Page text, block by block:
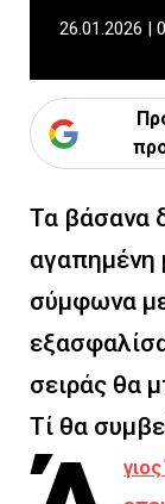
26.01.2026 |
Τα βάσανα
αγαπημένη
σύμφωνα
σειράς θα
Τί θα